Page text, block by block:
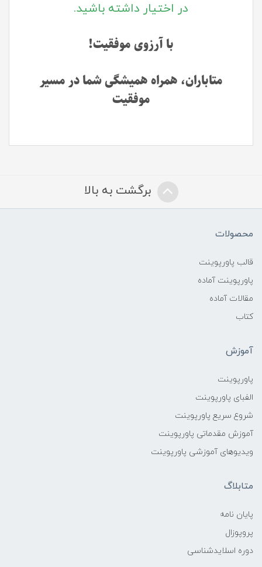
در اختیار داشته باشید.
با آرزوی موفقیت!
متاباران، همراه همیشگی شما در مسیر
موفقیت
برگشت به بالا
محصولات
قالب پاورپوینت
پاورپوینت آماده
مقالات آماده
کتاب
آموزش
پاورپوینت
الفبای پاورپوینت
شروع سریع پاورپوینت
آموزش مقدماتی پاورپوینت
ویدیوهای آموزشی پاورپوینت
متابلاگ
پایان نامه
پروپوزال
دوره اسلایدشناسی